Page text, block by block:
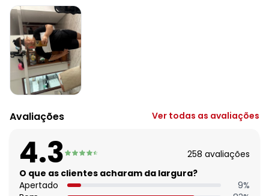
Comprimento da manga: Curta
Comprimento: Curto
Cintura: Alta
Decote frente: Redondo
Complemento: Elástico na cintura; recorte central nas
costas
Tecido: Helanca
Composição: 100% poliéster
Histórico de preços
algum dia do mês, para o menor tamanho disponível.
agosto/2026
N/D*
julho/2026
junho/2026 N/D*
Avaliações Ver todas as avaliações
4.3 258 avaliações
O que as clientes acharam da largura?
Apertado
9%